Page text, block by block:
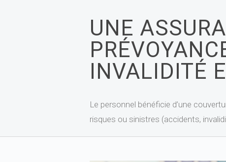
UNE
INVALIDITÉ
Le personnel bénéficie d’une
risques ou sinistres (accidents,